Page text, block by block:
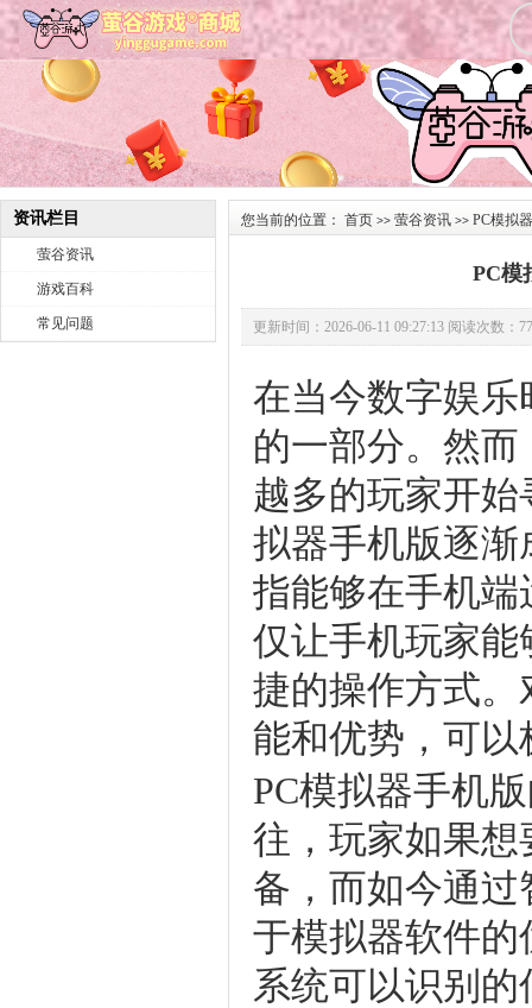
资讯栏目
萤谷资讯
游戏百科
常见问题
您当前的位置： 首页 >> 萤谷资讯 >> PC模拟
PC模
更新时间：2026-06-11 09:27:13 阅读次数：
在当今数字娱
的一部分。然
越多的玩家开
拟器手机版逐渐
指能够在手机
仅让手机玩家能
捷的操作方式。
能和优势，可
PC模拟器手机
往，玩家如果想
备，而如今通
于模拟器软件的
系统可以识别